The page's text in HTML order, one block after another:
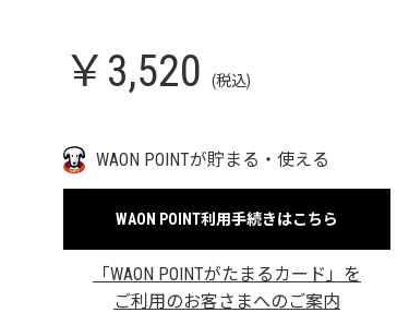
￥3,520 (税込)
WAON POINTが貯まる・使える
WAON POINT利用手続きはこちら
「WAON POINTがたまるカード」を
ご利用のお客さまへのご案内